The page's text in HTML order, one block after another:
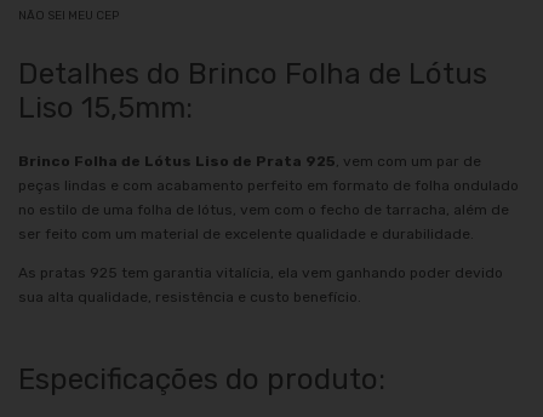
NÃO SEI MEU CEP
Detalhes do Brinco Folha de Lótus
Liso 15,5mm:
Brinco Folha de Lótus Liso de Prata 925, vem com um par de
peças lindas e com acabamento perfeito em formato de folha ondulado
no estilo de uma folha de lótus, vem com o fecho de tarracha, além de
ser feito com um material de excelente qualidade e durabilidade.
As pratas 925 tem garantia vitalícia, ela vem ganhando poder devido
sua alta qualidade, resistência e custo benefício.
Especificações do produto: